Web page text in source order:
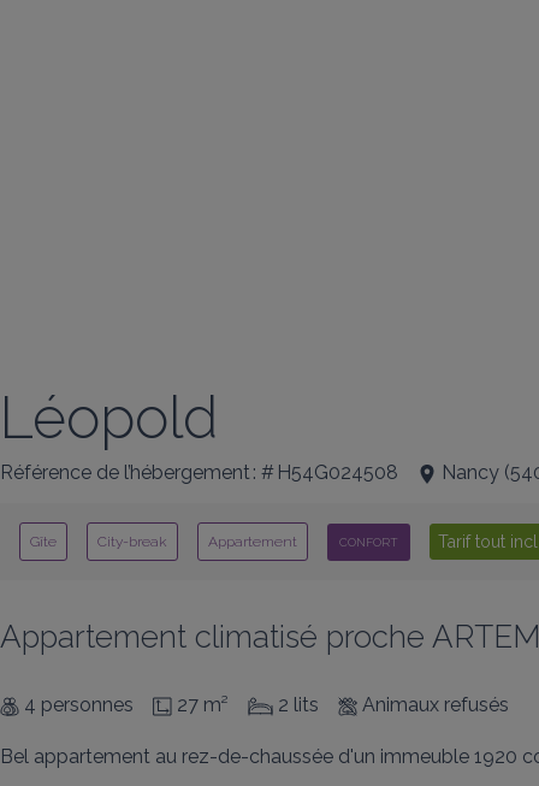
Léopold
Référence de l’hébergement : # H54G024508 Nancy (
Gîte City-break Appartement CONFORT Tarif tout
Appartement climatisé proche
4 personnes 27 m² 2 lits Animaux refusés
Bel appartement au rez-de-chaussée d'un immeuble 1920